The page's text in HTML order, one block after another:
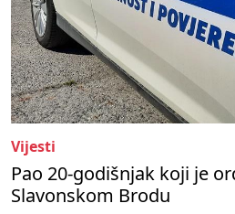
Vijesti
Pao 20-godišnjak koji je
Slavonskom Brodu